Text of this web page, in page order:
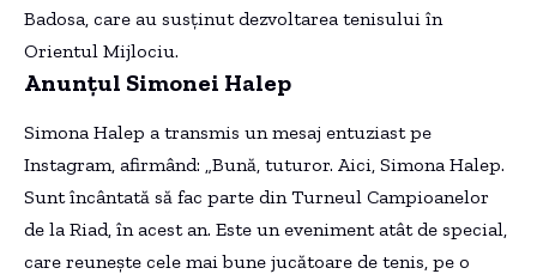
Badosa, care au susținut dezvoltarea tenisului în
Orientul Mijlociu.
Anunțul Simonei Halep
Simona Halep a transmis un mesaj entuziast pe
Instagram, afirmând: „Bună, tuturor. Aici, Simona Halep.
Sunt încântată să fac parte din Turneul Campioanelor
de la Riad, în acest an. Este un eveniment atât de special,
care reunește cele mai bune jucătoare de tenis, pe o